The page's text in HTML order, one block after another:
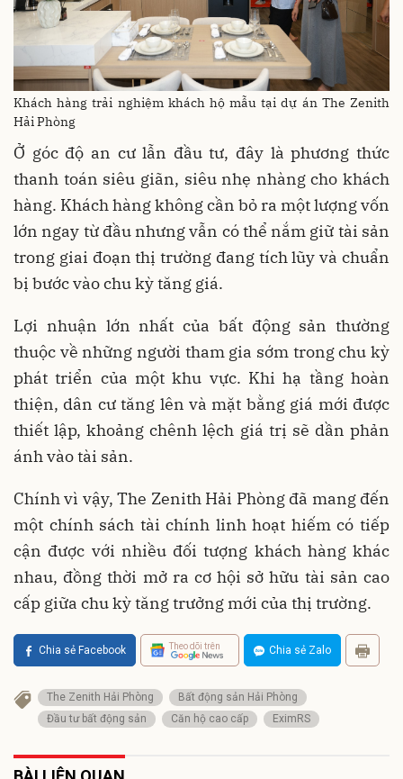
Khách hàng trải nghiệm khách hộ mẫu tại dự án The Zenith
Hải Phòng
Ở góc độ an cư lẫn đầu tư, đây là phương thức
thanh toán siêu giãn, siêu nhẹ nhàng cho khách
hàng. Khách hàng không cần bỏ ra một lượng vốn
lớn ngay từ đầu nhưng vẫn có thể nắm giữ tài sản
trong giai đoạn thị trường đang tích lũy và chuẩn
bị bước vào chu kỳ tăng giá.
Lợi nhuận lớn nhất của bất động sản thường
thuộc về những người tham gia sớm trong chu kỳ
phát triển của một khu vực. Khi hạ tầng hoàn
thiện, dân cư tăng lên và mặt bằng giá mới được
thiết lập, khoảng chênh lệch giá trị sẽ dần phản
ánh vào tài sản.
Chính vì vậy, The Zenith Hải Phòng đã mang đến
một chính sách tài chính linh hoạt hiếm có tiếp
cận được với nhiều đối tượng khách hàng khác
nhau, đồng thời mở ra cơ hội sở hữu tài sản cao
cấp giữa chu kỳ tăng trưởng mới của thị trường.
Chia sẻ Facebook Theo dõi trên Chia sẻ Zalo
The Zenith Hải Phòng
Bất động sản Hải Phòng
Đầu tư bất động sản
Căn hộ cao cấp EximRS